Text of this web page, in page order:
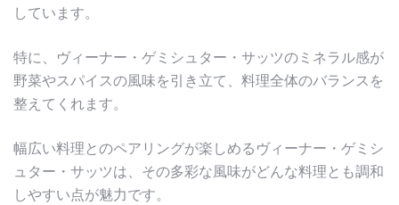
しています。
特に、ヴィーナー・ゲミシュター・サッツのミネラル感が
野菜やスパイスの風味を引き立て、料理全体のバランスを
整えてくれます。
幅広い料理とのペアリングが楽しめるヴィーナー・ゲミシ
ュター・サッツは、その多彩な風味がどんな料理とも調和
しやすい点が魅力です。